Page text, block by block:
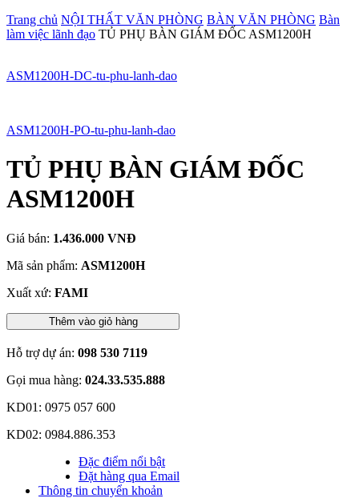
Trang chủ NỘI THẤT VĂN PHÒNG BÀN VĂN PHÒNG Bàn
làm việc lãnh đạo TỦ PHỤ BÀN GIÁM ĐỐC ASM1200H
ASM1200H-DC-tu-phu-lanh-dao
ASM1200H-PO-tu-phu-lanh-dao
TỦ PHỤ BÀN GIÁM ĐỐC
ASM1200H
Giá bán: 1.436.000 VNĐ
Mã sản phẩm: ASM1200H
Xuất xứ: FAMI
Thêm vào giỏ hàng
Hỗ trợ dự án: 098 530 7119
Gọi mua hàng: 024.33.535.888
KD01: 0975 057 600
KD02: 0984.886.353
Đặc điểm nổi bật
Đặt hàng qua Email
Thông tin chuyển khoản